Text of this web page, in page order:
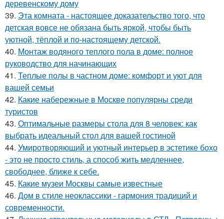
деревенскому дому
39. Эта комната - настоящее доказательство того, что
детская вовсе не обязана быть яркой, чтобы быть
уютной, тёплой и по-настоящему детской.
40. Монтаж водяного теплого пола в доме: полное
руководство для начинающих
41. Теплые полы в частном доме: комфорт и уют для
вашей семьи
42. Какие набережные в Москве популярны среди
туристов
43. Оптимальные размеры стола для 8 человек: как
выбрать идеальный стол для вашей гостиной
44. Умиротворяющий и уютный интерьер в эстетике бохо
- это не просто стиль, а способ жить медленнее,
свободнее, ближе к себе.
45. Какие музеи Москвы самые известные
46. Дом в стиле неоклассики - гармония традиций и
современности.